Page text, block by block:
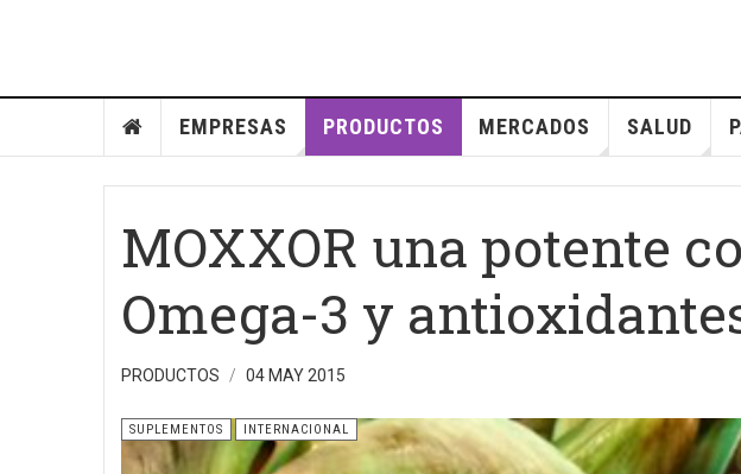
EMPRESAS PRODUCTOS MERCADOS SALUD
MOXXOR una potente
Omega-3 y
PRODUCTOS 04 MAY 2015
SUPLEMENTOS INTERNACIONAL